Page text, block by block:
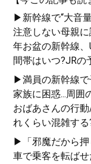
▶新幹線で“大音
注意しない母親
年お盆の新幹線
間帯はいつ?JRの
▶満員の新幹線
家族に困惑...周囲
おばあさんの行
れくらい混雑す
▶「邪魔だから
車で乗客を転ば